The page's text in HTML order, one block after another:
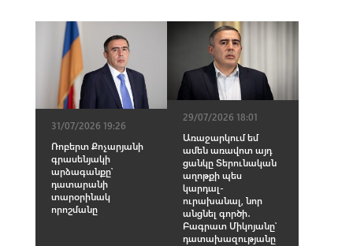
31/07/2026 19:26
Ռոբերտ Քոչարյանի
գրասենյակի
արձագանքը՝
դատարանի
տարօրինակ
որոշմանը
29/07/2026 18:01
Առաջարկում եմ
ամեն առավոտ այդ
ցանկը Տերունական
աղոթքի պես
կարդալ-
ուրախանալ, նոր
անցնել գործի․
Բագրատ Միկոյանը՝
դատախազությանը